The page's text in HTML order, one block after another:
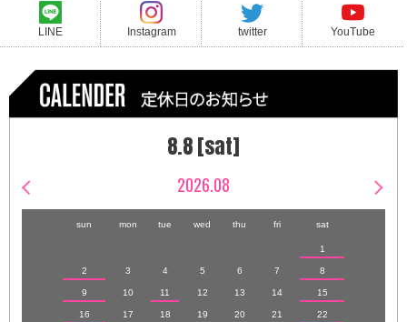
LINE Instagram twitter YouTube
8.8 [sat]
2026.08
sun mon tue wed thu fri sat
1
2 3 4 5 6 7 8
9 10 11 12 13 14 15
16 17 18 19 20 21 22